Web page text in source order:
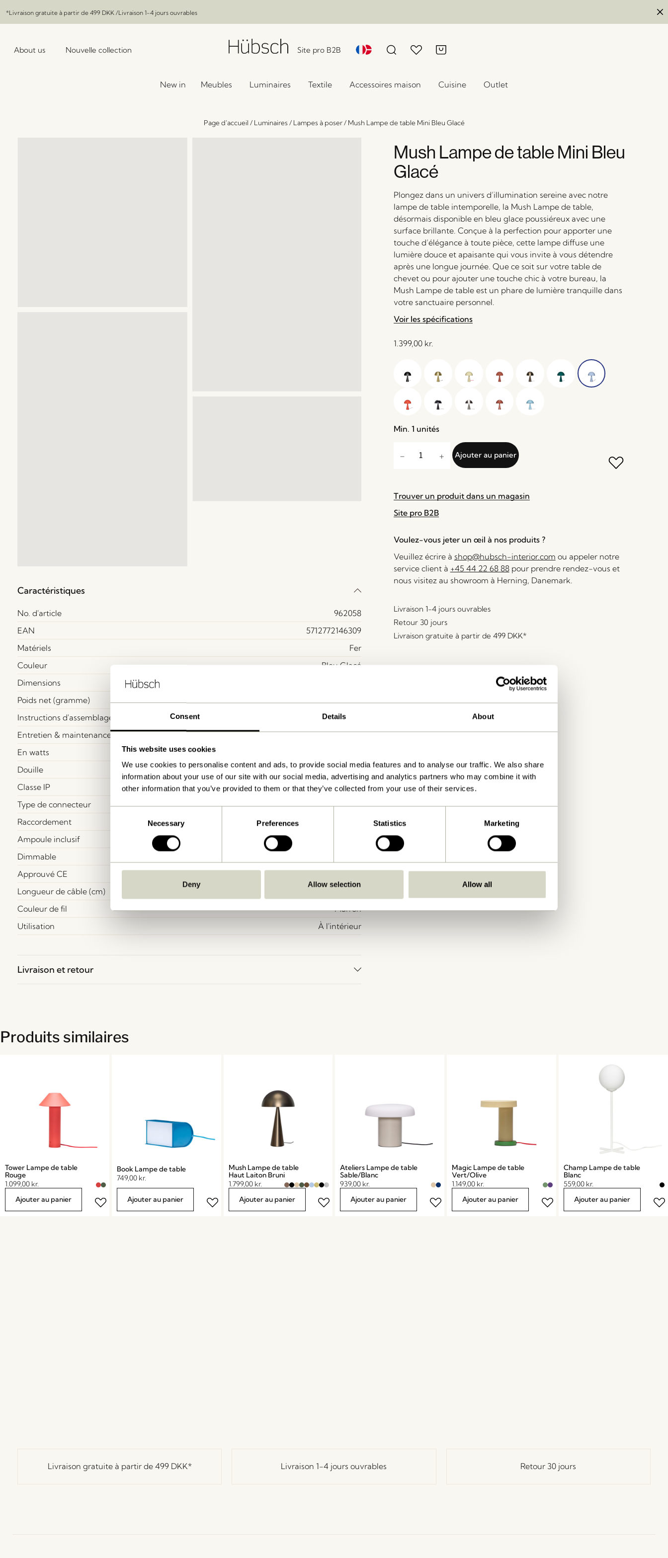
Consent Details About
This website uses cookies
We use cookies to personalise content and ads, to provide social media features and to analyse our traffic. We also share
information about your use of our site with our social media, advertising and analytics partners who may combine it with
other information that you’ve provided to them or that they’ve collected from your use of their services.
Necessary Preferences Statistics Marketing
Deny Allow selection Allow all
*Livraison gratuite à partir de 499 DKK /Livraison 1-4 jours ouvrables
About us Nouvelle collection Site pro B2B
New in Meubles Luminaires Textile Accessoires maison Cuisine Outlet
Page d'accueil / Luminaires / Lampes à poser/ Mush Lampe de table Mini Bleu Glacé
Caractéristiques
No. d'article
962058
EAN
5712772146309
Matériels
Fer
Couleur
Bleu Glacé
Dimensions
Poids net (gramme)
Instructions d'assemblage
Télécharger
Entretien & maintenance
Voir les instructions
En watts
Douille
E14
Classe IP
IP20
Type de connecteur
C
Raccordement
Avec câble / connecteur
Ampoule inclusif
Dimmable
Approuvé CE
Oui
Longueur de câble (cm)
Couleur de fil
Marron
Utilisation
À l'intérieur
Livraison et retour
Mush Lampe de table Mini Bleu
Glacé
Plongez dans un univers d’illumination sereine avec notre
lampe de table intemporelle, la Mush Lampe de table,
désormais disponible en bleu glace poussiéreux avec une
surface brillante. Conçue à la perfection pour apporter une
touche d’élégance à toute pièce, cette lampe diffuse une
lumière douce et apaisante qui vous invite à vous détendre
après une longue journée. Que ce soit sur votre table de
chevet ou pour ajouter une touche chic à votre bureau, la
Mush Lampe de table est un phare de lumière tranquille dans
votre sanctuaire personnel.
Voir les spécifications
1.399,00 kr.
Min. 1 unités
Ajouter au panier
Trouver un produit dans un magasin
Site pro B2B
Voulez-vous jeter un œil à nos produits ?
Veuillez écrire à shop@hubsch-interior.com ou appeler notre
service client à +45 44 22 68 88pour prendre rendez-vous et
nous visitez au showroom à Herning, Danemark.
Livraison 1-4 jours ouvrables
Retour 30 jours
Livraison gratuite à partir de 499 DKK*
Produits similaires
Tower Lampe de table
Rouge
1.099,00 kr.
Ajouter au panier
Book Lampe de table
749,00 kr.
Ajouter au panier
Mush Lampe de table
Haut Laiton Bruni
1.799,00 kr.
Ajouter au panier
Ateliers Lampe de table
Sable/Blanc
939,00 kr.
Ajouter au panier
Magic Lampe de table
Vert/Olive
1.149,00 kr.
Ajouter au panier
Champ Lampe de table
Blanc
559,00 kr.
Ajouter au panier
Livraison gratuite à partir de 499 DKK* Livraison 1-4 jours ouvrables Retour 30 jours